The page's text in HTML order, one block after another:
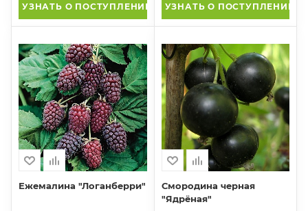
УЗНАТЬ О ПОСТУПЛЕНИИ УЗНАТЬ О ПОСТУПЛЕНИИ
Ежемалина "Логанберри"
Смородина черная
"Ядрёная"